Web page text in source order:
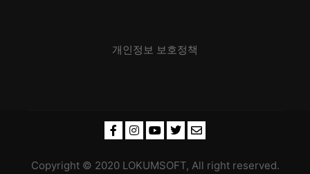
개인정보 보호정책
Copyright © 2020 LOKUMSOFT, All right reserved.